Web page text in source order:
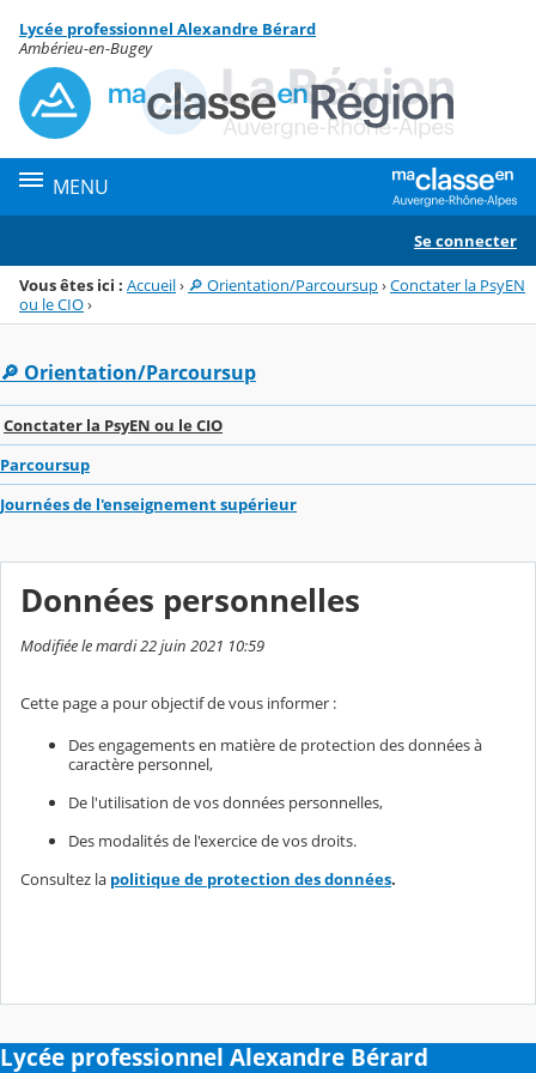
Menu de la rubrique
Contenu
Lycée professionnel Alexandre Bérard
Ambérieu-en-Bugey
MENU
Se connecter
Vous êtes ici : Accueil› 🔎 Orientation/Parcoursup›Conctater la PsyEN
ou le CIO›
🔎 Orientation/Parcoursup
Conctater la PsyEN ou le CIO
Parcoursup
Journées de l'enseignement supérieur
Données personnelles
Modifiée le mardi 22 juin 2021 10:59
Cette page a pour objectif de vous informer :
Des engagements en matière de protection des données à
caractère personnel,
De l'utilisation de vos données personnelles,
Des modalités de l'exercice de vos droits.
Consultez la politique de protection des données.
Lycée professionnel Alexandre Bérard